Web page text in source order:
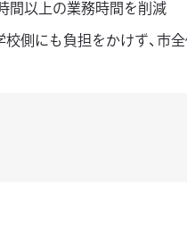
間以上の業務時間を削減
校側にも負担をかけず、市